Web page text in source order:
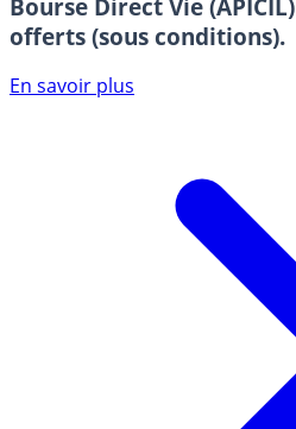
Bourse Direct Vie (APICIL)
offerts (sous conditions).
En savoir plus